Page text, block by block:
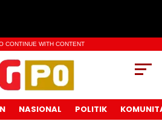
CONTINUE WITH CONTENT
NASIONAL POLITIK